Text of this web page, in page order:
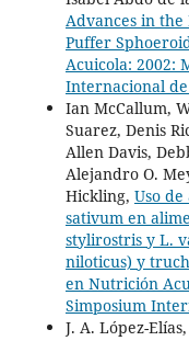
Advances in
Puffer
Acuicola: 2002:
Internacional
Ian McCallum,
Suarez, Denis
Allen Davis,
Alejandro O.
Hickling, Uso
sativum en
stylirostris y L.
niloticus) y
en Nutrición
Simposium
J. A. López-